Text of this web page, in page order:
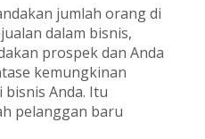
jumlah orang di
dalam bisnis,
prospek dan Anda
kemungkinan
Anda. Itu
pelanggan baru